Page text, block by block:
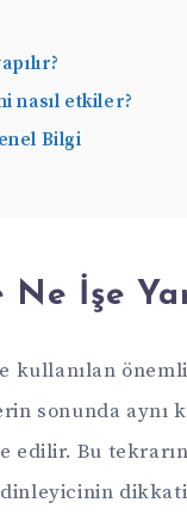
nasıl etkiler?
Bilgi
Ne İşe
kullanılan
sonunda aynı
edilir. Bu